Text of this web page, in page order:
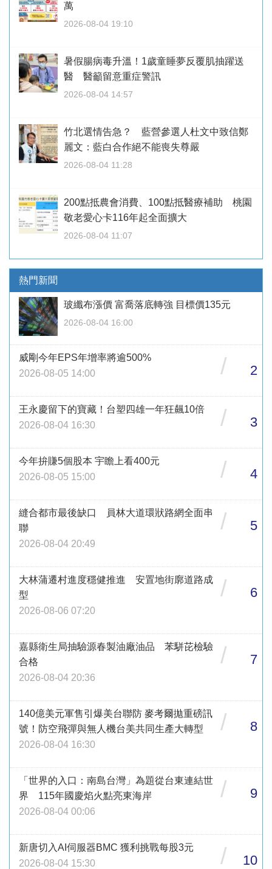
萬
2026-08-04 19:10
暑假腸病毒升溫！1歲童睡夢反覆肌抽躍送
醫 醫籲留意重症警訊
2026-08-04 14:57
竹北選情告急？ 藍營參選人杜文中致信鄭
麗文：藍白合作絕不能喪失尊嚴
2026-08-04 11:28
200點抵農會消費、100點抵醫療補助 桃園
敬老愛心卡116年起全面擴大
2026-08-04 11:07
熱門新聞
玻纖布漲價 富喬落底轉強 目標價135元
2026-08-04 16:00
威剛今年EPS年增率將逾500%
2026-08-05 14:00
/ 2
王永慶留下的寶藏！台塑四雄一年狂飆10倍
2026-08-04 16:30
/ 3
今年拚賺5個股本 宇瞻上看400元
2026-08-05 15:00
/ 4
縫合都市最後缺口 員林大道環狀路網全面串
聯
2026-08-04 20:49
/ 5
大林蒲遷村進度穩健推進 安置地街廓道路成
型
2026-08-06 07:20
/ 6
嘉縣衛生局抽驗源春製油廠油品 苯駢芘檢驗
合格
2026-08-04 20:36
/ 7
140億美元軍售引爆美台聯防 麥考爾拋重磅訊
號！防空飛彈與無人機台美共同生產大轉型
2026-08-04 16:30
/ 8
「世界的入口：南島台灣」為題從台東連結世
界 115年國慶焰火點亮東海岸
2026-08-04 00:06
/ 9
新唐切入AI伺服器BMC 獲利挑戰每股3元
2026-08-04 15:30
/ 10